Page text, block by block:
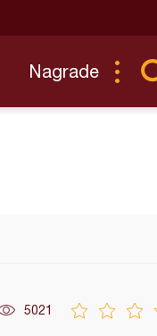
Nagrade
5021